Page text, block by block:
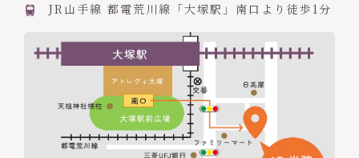
JR山手線 都電荒川線「大塚駅」南口より徒歩1分